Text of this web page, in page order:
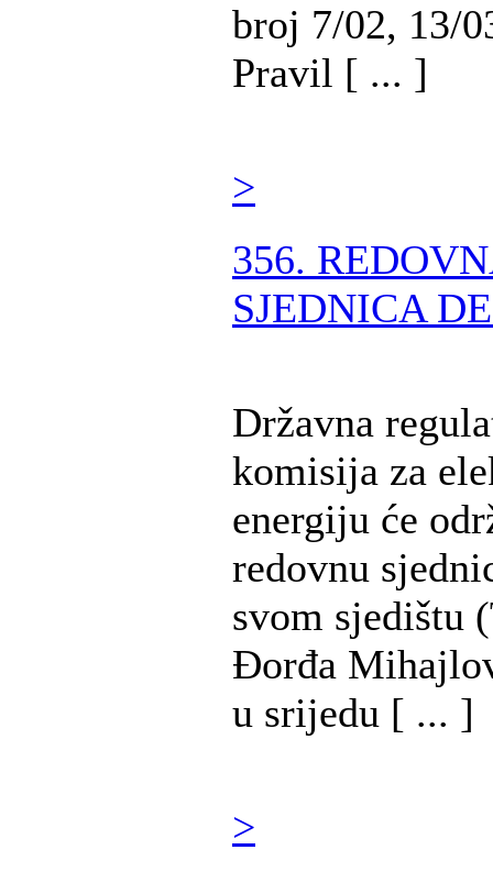
broj 7/02, 13/
Pravil [ ... ]
>
356.
SJEDNICA
Državna
komisija za
energiju će
redovnu
svom sjedištu
Đorđa
u srijedu [ ... ]
>